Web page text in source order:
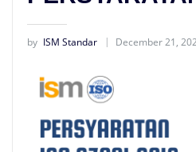
by ISM Standar December 21,